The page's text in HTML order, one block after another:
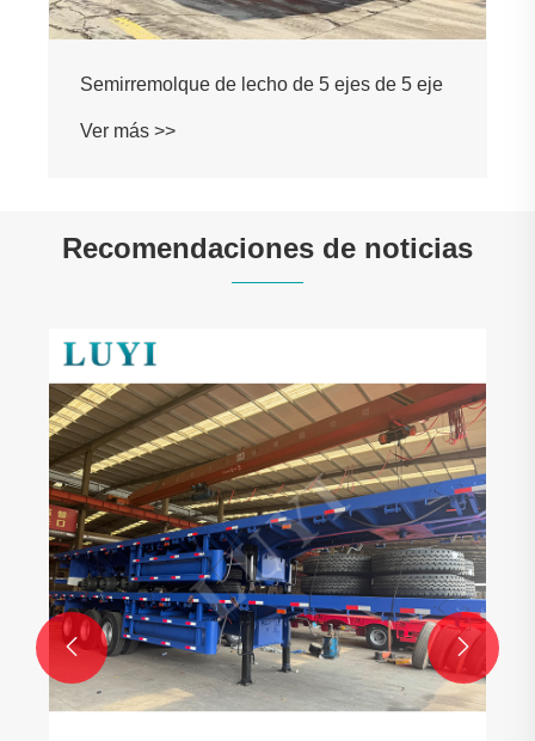
Semirremolque de lecho de 5 ejes de 5 eje
Ver más >>
Recomendaciones de noticias
 